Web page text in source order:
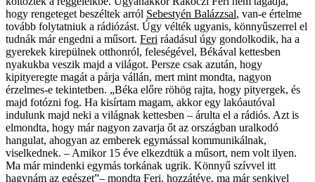
hogy rengeteget beszéltek arról Sebestyén Balázzsal, van-e értelme
tovább folytatniuk a rádiózást. Úgy vélték ugyanis, könnyűszerrel el
tudnák már engedni a műsort. Feri ráadásul úgy gondolkodik, ha a
gyerekek kirepülnek otthonról, feleségével, Békával kettesben
nyakukba veszik majd a világot. Persze csak azután, hogy
kipityeregte magát a párja vállán, mert mint mondta, nagyon
érzelmes-e tekintetben. „Béka előre röhög rajta, hogy pityergek, és
majd fotózni fog. Ha kisírtam magam, akkor egy lakóautóval
indulunk majd neki a világnak kettesben – árulta el a rádiós. Azt is
elmondta, hogy már nagyon zavarja őt az országban uralkodó
hangulat, ahogyan az emberek egymással kommunikálnak,
viselkednek. – Amikor 15 éve elkezdtük a műsort, nem volt ilyen.
Ma már mindenki egymás torkának ugrik. Könnyű szívvel itt
hagynám az egészet”– mondta Feri, hozzátéve, ma már senkivel